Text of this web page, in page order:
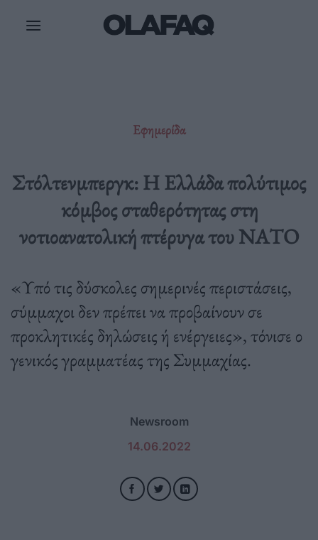
Εφημερίδα
Στόλτενμπεργκ: Η Ελλάδα πολύτιμος
κόμβος σταθερότητας στη
νοτιοανατολική πτέρυγα του ΝΑΤΟ
«Υπό τις δύσκολες σημερινές περιστάσεις,
σύμμαχοι δεν πρέπει να προβαίνουν σε
προκλητικές δηλώσεις ή ενέργειες», τόνισε ο
γενικός γραμματέας της Συμμαχίας.
Newsroom
14.06.2022